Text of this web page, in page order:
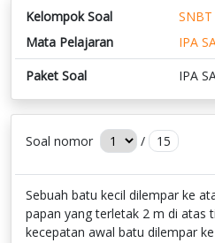
Kelompok Soal
SNBT
Mata Pelajaran
IPA
Paket Soal
IPA
Soal nomor / 15
Sebuah batu kecil dilempar ke
papan yang terletak 2 m di atas
kecepatan awal batu dilempar